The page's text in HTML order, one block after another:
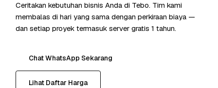
Ceritakan kebutuhan bisnis Anda di Tebo. Tim kami
membalas di hari yang sama dengan perkiraan biaya —
dan setiap proyek termasuk server gratis 1 tahun.
Chat WhatsApp Sekarang
Lihat Daftar Harga